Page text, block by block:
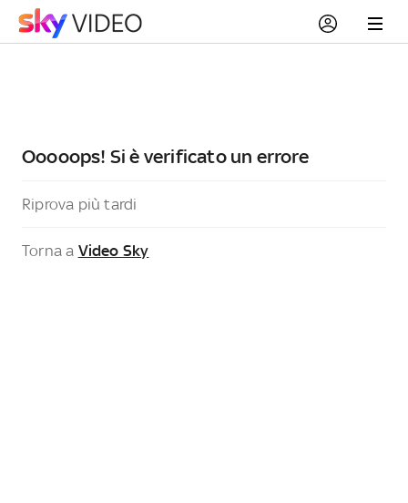
Ooooops! Si è verificato un errore
Riprova più tardi
Torna a Video Sky